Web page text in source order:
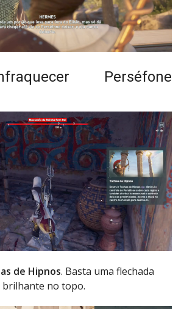
Perséfone
de Hipnos. Basta uma flechada
no topo.